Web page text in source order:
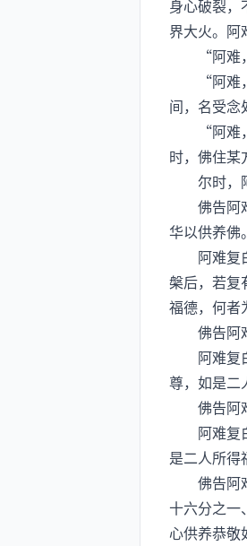
身心破裂，
界大火。阿
“阿难，
“阿难，
间，名受念
“阿难，
时，佛住
尔时，阿
佛告阿难
华以供养佛
阿难复白
槃后，若复
福德，何者
佛告阿难
阿难复白
尊，如是二
佛告阿难
阿难复白
是二人所得
佛告阿难
十六分之一
心供养恭敬